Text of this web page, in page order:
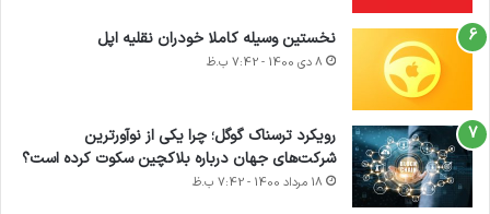
نخستین وسیله کاملا خودران نقلیه اپل
8 دی 1400 - 7:42 ب.ظ
رویکرد ترسناک گوگل؛ چرا یکی از نوآورترین
شرکت‌های جهان درباره بلاکچین سکوت کرده است؟
18 مرداد 1400 - 7:42 ب.ظ
آماده
برای
کشف
توسط
ژاکت
ی سفر
مجازی
…
توسط
ژاکت
ساعت
هوشمند
توسط
با طعم
های
2023